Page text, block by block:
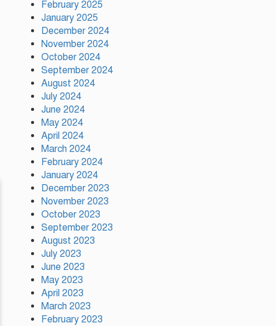
February 2025
January 2025
December 2024
November 2024
October 2024
September 2024
August 2024
July 2024
June 2024
May 2024
April 2024
March 2024
February 2024
January 2024
December 2023
November 2023
October 2023
September 2023
August 2023
July 2023
June 2023
May 2023
April 2023
March 2023
February 2023